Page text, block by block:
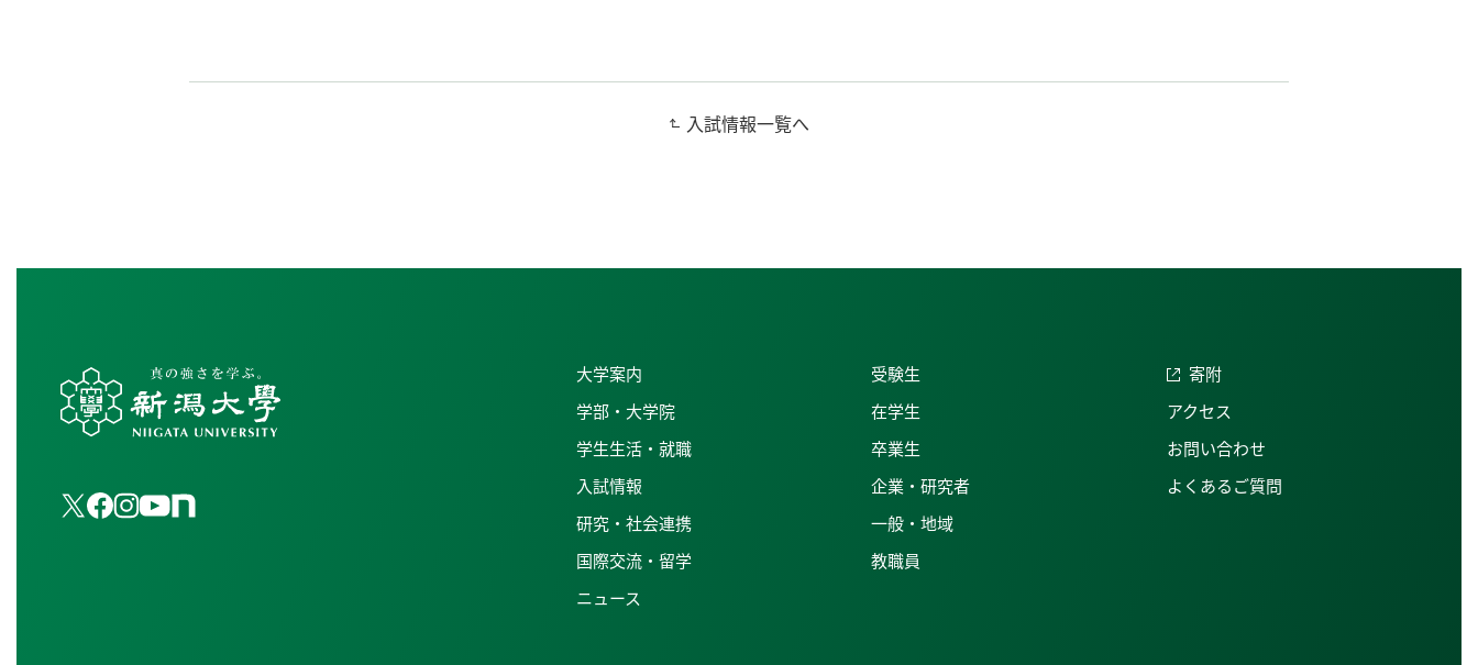
入試情報一覧へ
大学案内
学部・大学院
学生生活・就職
入試情報
研究・社会連携
国際交流・留学
ニュース
受験生
在学生
卒業生
企業・研究者
一般・地域
教職員
寄附
アクセス
お問い合わせ
よくあるご質問